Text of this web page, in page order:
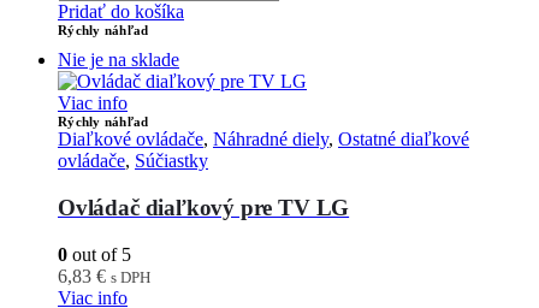
Pridať do košíka
Rýchly náhľad
Nie je na sklade
Viac info
Rýchly náhľad
Diaľkové ovládače, Náhradné diely, Ostatné diaľkové
ovládače, Súčiastky
Ovládač diaľkový pre TV LG
0 out of 5
6,83 € s DPH
Viac info